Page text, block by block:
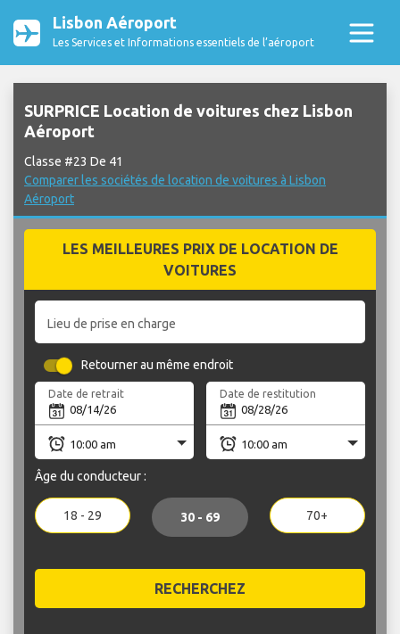
Lisbon Aéroport
Les Services et Informations essentiels de l’aéroport
SURPRICE Location de voitures chez Lisbon
Aéroport
Classe #23 De 41
Comparer les sociétés de location de voitures à Lisbon
Aéroport
LES MEILLEURES PRIX DE LOCATION DE
VOITURES
Lieu de prise en charge
Retourner au même endroit
Date de retrait Date de restitution
Âge du conducteur :
18 - 29 30 - 69 70+
RECHERCHEZ